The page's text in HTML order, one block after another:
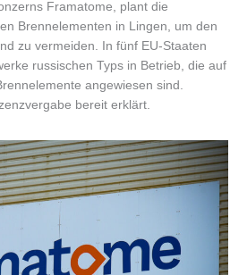
Framatome, plant die
Brennelementen in Lingen, um den
zu vermeiden. In fünf EU-Staaten
russischen Typs in Betrieb, die auf
angewiesen sind.
bereit erklärt.